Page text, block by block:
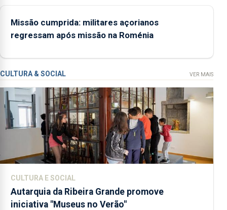
Missão cumprida: militares açorianos
regressam após missão na Roménia
CULTURA & SOCIAL VER MAIS
CULTURA E SOCIAL
Autarquia da Ribeira Grande promove
iniciativa "Museus no Verão"